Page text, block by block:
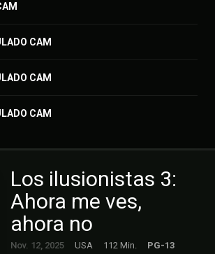
CAM
CAM
CAM
Los ilusionistas 3:
Ahora me ves,
ahora no
Nov. 12, 2025 USA 112 Min.
PG-13